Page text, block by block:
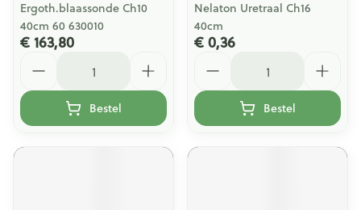
Ergoth.blaassonde Ch10
40cm 60 630010
€ 163,80
Bestel
Nelaton Uretraal Ch16
40cm
€ 0,36
Bestel